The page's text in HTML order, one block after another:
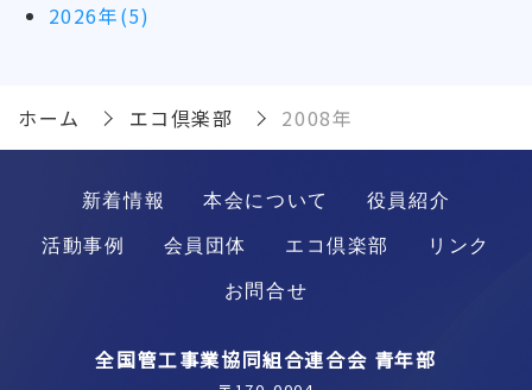
2026年(5)
ホーム エコ倶楽部 2008年
新着情報 本会について
役員紹介
活動事例
会員団体 エコ倶楽部
リンク
お問合せ
全国管工事業協同組合連合会 青年部